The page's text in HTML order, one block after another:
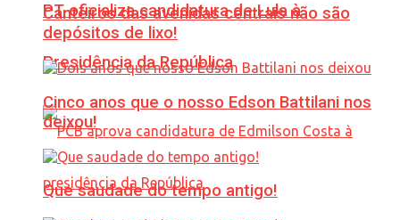
PT oficializa candidatura de Lula à
Presidência da República
Canteiros das avenidas centrais não são
depósitos de lixo!
Cinco anos que o nosso Edson Battilani nos
deixou!
Que saudade do tempo antigo!